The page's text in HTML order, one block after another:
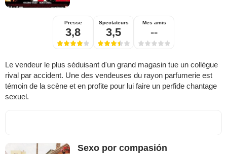
Presse
3,8
Spectateurs
3,5
Mes amis
--
Le vendeur le plus séduisant d'un grand magasin tue un collègue
rival par accident. Une des vendeuses du rayon parfumerie est
témoin de la scène et en profite pour lui faire un perfide chantage
sexuel.
Sexo por compasión